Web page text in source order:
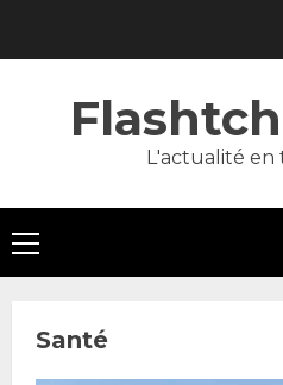
L'actualité en
Primary
Menu
Santé